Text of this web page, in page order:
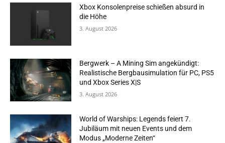
Xbox Konsolenpreise schießen absurd in
die Höhe
3. August 2026
Bergwerk – A Mining Sim angekündigt:
Realistische Bergbausimulation für PC, PS5
und Xbox Series X|S
3. August 2026
World of Warships: Legends feiert 7.
Jubiläum mit neuen Events und dem
Modus „Moderne Zeiten“